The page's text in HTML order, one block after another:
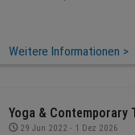
Weitere Informationen >
Yoga & Contemporary
29 Jun 2022 - 1 Dez 2026